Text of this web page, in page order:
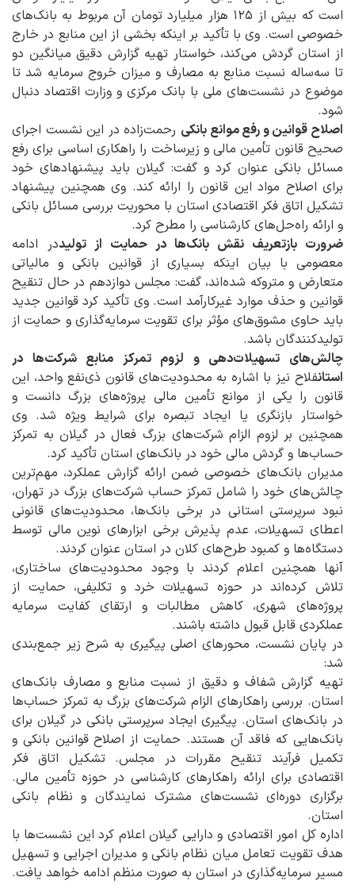
است که بیش از ۱۲۵ هزار میلیارد تومان آن مربوط به بانک‌های
خصوصی است. وی با تأکید بر اینکه بخشی از این منابع در خارج
از استان گردش می‌کند، خواستار تهیه گزارش دقیق میانگین دو
تا سه‌ساله نسبت منابع به مصارف و میزان خروج سرمایه شد تا
موضوع در نشست‌های ملی با بانک مرکزی و وزارت اقتصاد دنبال
شود.
اصلاح قوانین و رفع موانع بانکی رحمت‌زاده در این نشست اجرای
صحیح قانون تأمین مالی و زیرساخت را راهکاری اساسی برای رفع
مسائل بانکی عنوان کرد و گفت: گیلان باید پیشنهادهای خود
برای اصلاح مواد این قانون را ارائه کند. وی همچنین پیشنهاد
تشکیل اتاق فکر اقتصادی استان با محوریت بررسی مسائل بانکی
و ارائه راه‌حل‌های کارشناسی را مطرح کرد.
ضرورت بازتعریف نقش بانک‌ها در حمایت از تولیددر ادامه
معصومی با بیان اینکه بسیاری از قوانین بانکی و مالیاتی
متعارض و متروکه شده‌اند، گفت: مجلس دوازدهم در حال تنقیح
قوانین و حذف موارد غیرکارآمد است. وی تأکید کرد قوانین جدید
باید حاوی مشوق‌های مؤثر برای تقویت سرمایه‌گذاری و حمایت از
تولیدکنندگان باشد.
چالش‌های تسهیلات‌دهی و لزوم تمرکز منابع شرکت‌ها در
استانفلاح نیز با اشاره به محدودیت‌های قانون ذی‌نفع واحد، این
قانون را یکی از موانع تأمین مالی پروژه‌های بزرگ دانست و
خواستار بازنگری یا ایجاد تبصره برای شرایط ویژه شد. وی
همچنین بر لزوم الزام شرکت‌های بزرگ فعال در گیلان به تمرکز
حساب‌ها و گردش مالی خود در بانک‌های استان تأکید کرد.
مدیران بانک‌های خصوصی ضمن ارائه گزارش عملکرد، مهم‌ترین
چالش‌های خود را شامل تمرکز حساب شرکت‌های بزرگ در تهران،
نبود سرپرستی استانی در برخی بانک‌ها، محدودیت‌های قانونی
اعطای تسهیلات، عدم پذیرش برخی ابزارهای نوین مالی توسط
دستگاه‌ها و کمبود طرح‌های کلان در استان عنوان کردند.
آنها همچنین اعلام کردند با وجود محدودیت‌های ساختاری،
تلاش کرده‌اند در حوزه تسهیلات خرد و تکلیفی، حمایت از
پروژه‌های شهری، کاهش مطالبات و ارتقای کفایت سرمایه
عملکردی قابل قبول داشته باشند.
در پایان نشست، محورهای اصلی پیگیری به شرح زیر جمع‌بندی
شد:
تهیه گزارش شفاف و دقیق از نسبت منابع و مصارف بانک‌های
استان. بررسی راهکارهای الزام شرکت‌های بزرگ به تمرکز حساب‌ها
در بانک‌های استان. پیگیری ایجاد سرپرستی بانکی در گیلان برای
بانک‌هایی که فاقد آن هستند. حمایت از اصلاح قوانین بانکی و
تکمیل فرآیند تنقیح مقررات در مجلس. تشکیل اتاق فکر
اقتصادی برای ارائه راهکارهای کارشناسی در حوزه تأمین مالی.
برگزاری دوره‌ای نشست‌های مشترک نمایندگان و نظام بانکی
استان.
اداره کل امور اقتصادی و دارایی گیلان اعلام کرد این نشست‌ها با
هدف تقویت تعامل میان نظام بانکی و مدیران اجرایی و تسهیل
مسیر سرمایه‌گذاری در استان به صورت منظم ادامه خواهد یافت.